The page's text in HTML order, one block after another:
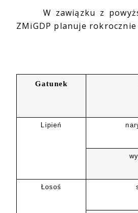
W zawiązku z
ZMiGDP planuje
Gatunek
Lipień
Łosoś